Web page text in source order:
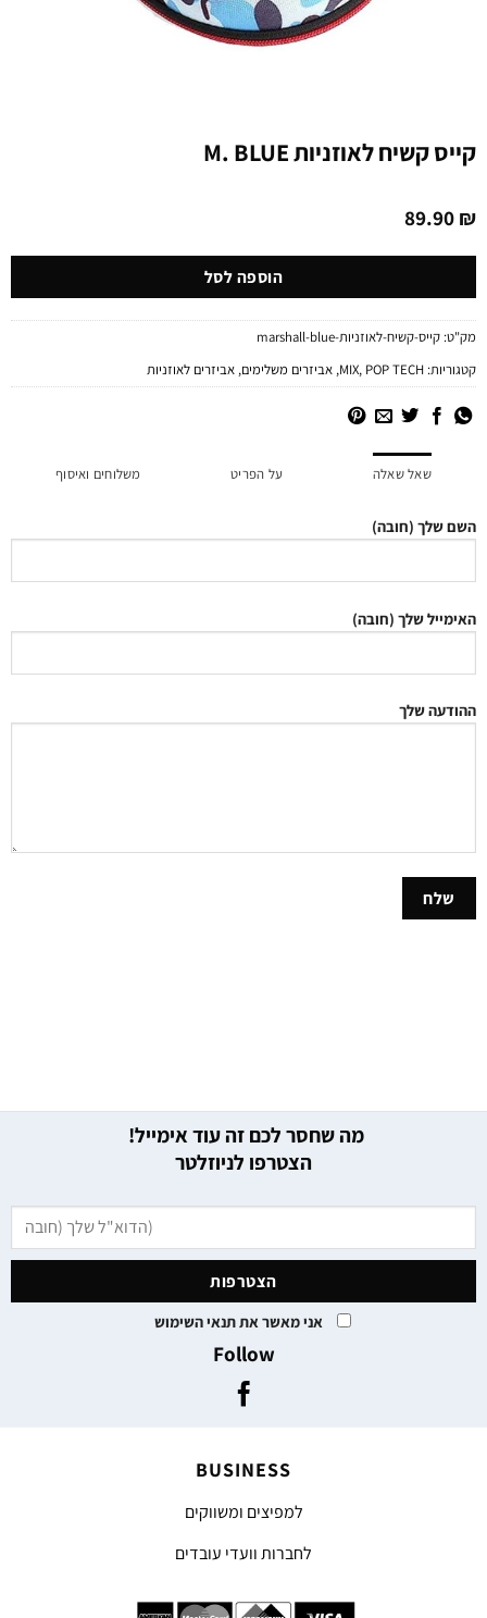
קייס קשיח לאוזניות M. BLUE
89.90₪
הוספה לסל
מק"ט:קייס-קשיח-לאוזניות-marshall-blue
קטגוריות:
MIX ,POP TECH
,אביזרים משלימים,אביזרים לאוזניות
שאל שאלה על הפריט משלוחים ואיסוף
השם שלך (חובה)
האימייל שלך (חובה)
ההודעה שלך
מה שחסר לכם זה עוד אימייל!
הצטרפו לניוזלטר
אני מאשר את תנאי השימוש
Follow
BUSINESS
למפיצים ומשווקים
לחברות וועדי עובדים